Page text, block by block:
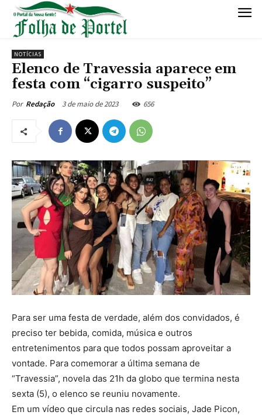
NOTÍCIAS
Elenco de Travessia aparece em
festa com “cigarro suspeito”
Por Redação 3 de maio de 2023 656
Para ser uma festa de verdade, além dos convidados, é
preciso ter bebida, comida, música e outros
entretenimentos para que todos possam aproveitar a
vontade. Para comemorar a última semana de
“Travessia”, novela das 21h da globo que termina nesta
sexta (5), o elenco se reuniu novamente.
Em um vídeo que circula nas redes sociais, Jade Picon,